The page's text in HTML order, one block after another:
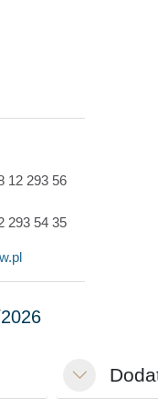
12 293 56
293 54 35
Minimalizuj